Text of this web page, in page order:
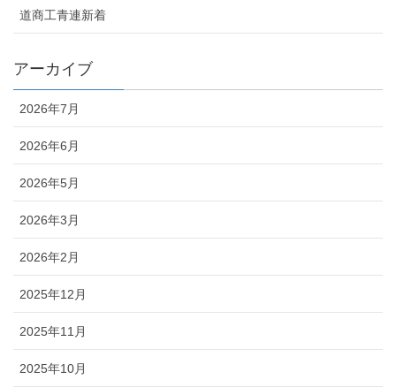
道商工青連新着
アーカイブ
2026年7月
2026年6月
2026年5月
2026年3月
2026年2月
2025年12月
2025年11月
2025年10月